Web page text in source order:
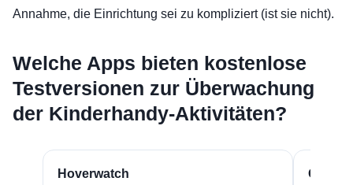
Annahme, die Einrichtung sei zu kompliziert (ist sie nicht).
Welche Apps bieten kostenlose
Testversionen zur Überwachung
der Kinderhandy-Aktivitäten?
Hoverwatch